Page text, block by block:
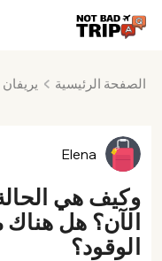
الصفحة الرئيسية يريفان
Elena
وكيف هي
الآن؟ هل
الوقود؟